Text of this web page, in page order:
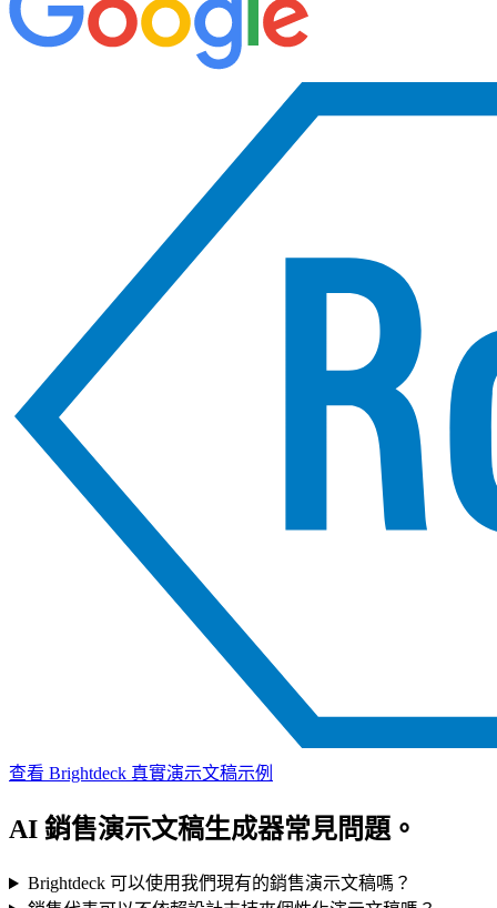
查看 Brightdeck 真實演示文稿示例
AI 銷售演示文稿生成器常見問題。
Brightdeck 可以使用我們現有的銷售演示文稿嗎？